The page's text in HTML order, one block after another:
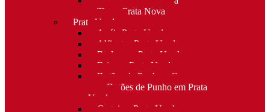
Tiaras Prata Nova
Prata Usada
Anéis Prata Usada
Alfinetes Prata Usada
Berloques Prata Usada
Brincos Prata Usada
Botões de Punho e Capas
para Botões de Punho em Prata
Usada
Carteiras Prata Usada